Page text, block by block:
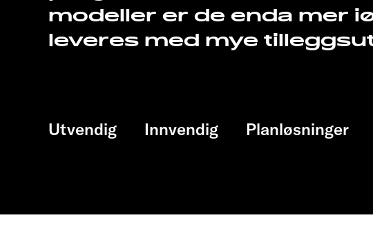
modeller er de enda mer
leveres med mye
Utvendig Innvendig Planløsninger